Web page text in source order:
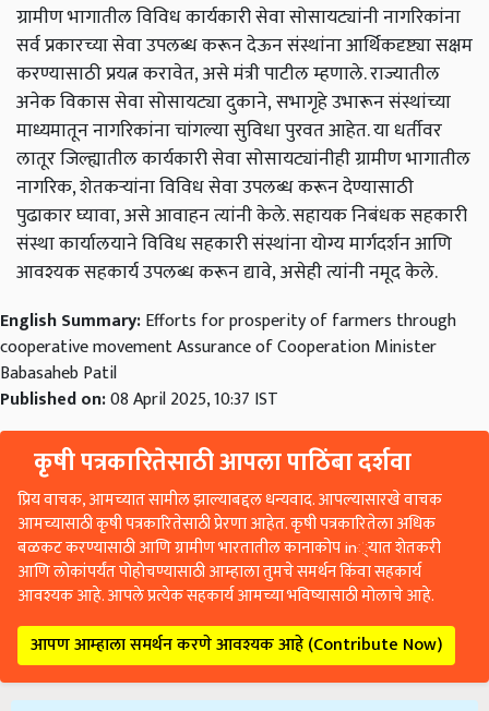
ग्रामीणभागातीलविविधकार्यकारीसेवासोसायट्यांनीनागरिकांना
सर्वप्रकारच्यासेवाउपलब्धकरूनदेऊनसंस्थांनाआर्थिकदृष्ट्यासक्षम
करण्यासाठीप्रयत्नकरावेत,असेमंत्रीपाटीलम्हणाले.राज्यातील
अनेकविकाससेवासोसायट्यादुकाने,सभागृहेउभारूनसंस्थांच्या
माध्यमातूननागरिकांनाचांगल्यासुविधापुरवतआहेत.याधर्तीवर
लातूरजिल्ह्यातीलकार्यकारीसेवासोसायट्यांनीहीग्रामीणभागातील
नागरिक,शेतकऱ्यांनाविविधसेवाउपलब्धकरूनदेण्यासाठी
पुढाकारघ्यावा,असेआवाहनत्यांनीकेले.सहायकनिबंधकसहकारी
संस्थाकार्यालयानेविविधसहकारीसंस्थांनायोग्यमार्गदर्शनआणि
आवश्यकसहकार्यउपलब्धकरूनद्यावे,असेहीत्यांनीनमूदकेले.
English Summary:Efforts for prosperity of farmers through
cooperative movement Assurance of Cooperation Minister
Babasaheb Patil
Published on:08 April 2025, 10:37 IST
कृषी पत्रकारितेसाठी आपला पाठिंबा दर्शवा
प्रिय वाचक, आमच्यात सामील झाल्याबद्दल धन्यवाद. आपल्यासारखे वाचक
आमच्यासाठी कृषी पत्रकारितेसाठी प्रेरणा आहेत. कृषी पत्रकारितेला अधिक
बळकट करण्यासाठी आणि ग्रामीण भारतातील कानाकोप in्यात शेतकरी
आणि लोकांपर्यंत पोहोचण्यासाठी आम्हाला तुमचे समर्थन किंवा सहकार्य
आवश्यक आहे. आपले प्रत्येक सहकार्य आमच्या भविष्यासाठी मोलाचे आहे.
आपण आम्हाला समर्थन करणे आवश्यक आहे (Contribute Now)